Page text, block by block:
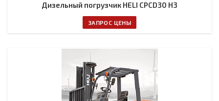
Дизельный погрузчик HELI CPCD30 H3
ЗАПРОС ЦЕНЫ